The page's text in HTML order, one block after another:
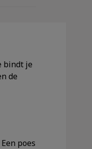
bindt je
de
poes